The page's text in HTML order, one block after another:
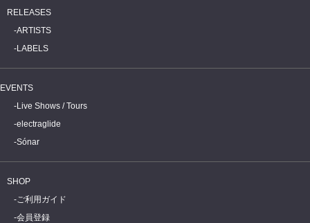
RELEASES
ARTISTS
LABELS
EVENTS
Live Shows / Tours
electraglide
Sónar
SHOP
ご利用ガイド
会員登録